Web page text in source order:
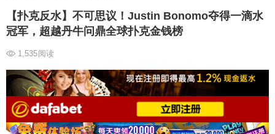
【扑克反水】不可思议！Justin Bonomo夺得一滴水
冠军，超越丹牛问鼎全球扑克金钱榜
1,535阅读